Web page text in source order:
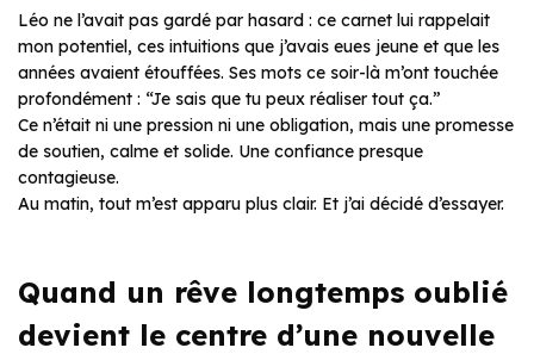
Léo ne l’avait pas gardé par hasard : ce carnet lui rappelait
mon potentiel, ces intuitions que j’avais eues jeune et que les
années avaient étouffées. Ses mots ce soir-là m’ont touchée
profondément : “Je sais que tu peux réaliser tout ça.”
Ce n’était ni une pression ni une obligation, mais une promesse
de soutien, calme et solide. Une confiance presque
contagieuse.
Au matin, tout m’est apparu plus clair. Et j’ai décidé d’essayer.
Quand un rêve longtemps oublié
devient le centre d’une nouvelle